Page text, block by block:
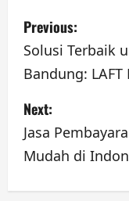
P
o
s
t
n
a
Previous:
Solusi Terbaik
Bandung:
Next:
Jasa
Mudah di